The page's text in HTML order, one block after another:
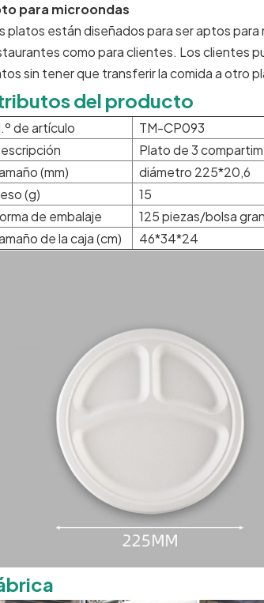
para microondas
platos están diseñados para ser aptos
como para clientes. Los clientes
sin tener que transferir la comida a otro
del producto
de artículo TM-CP093
Plato de 3
(mm)
diámetro 225*20,6
(g)
15
de embalaje
125 piezas/bolsa
de la caja (cm)
46*34*24